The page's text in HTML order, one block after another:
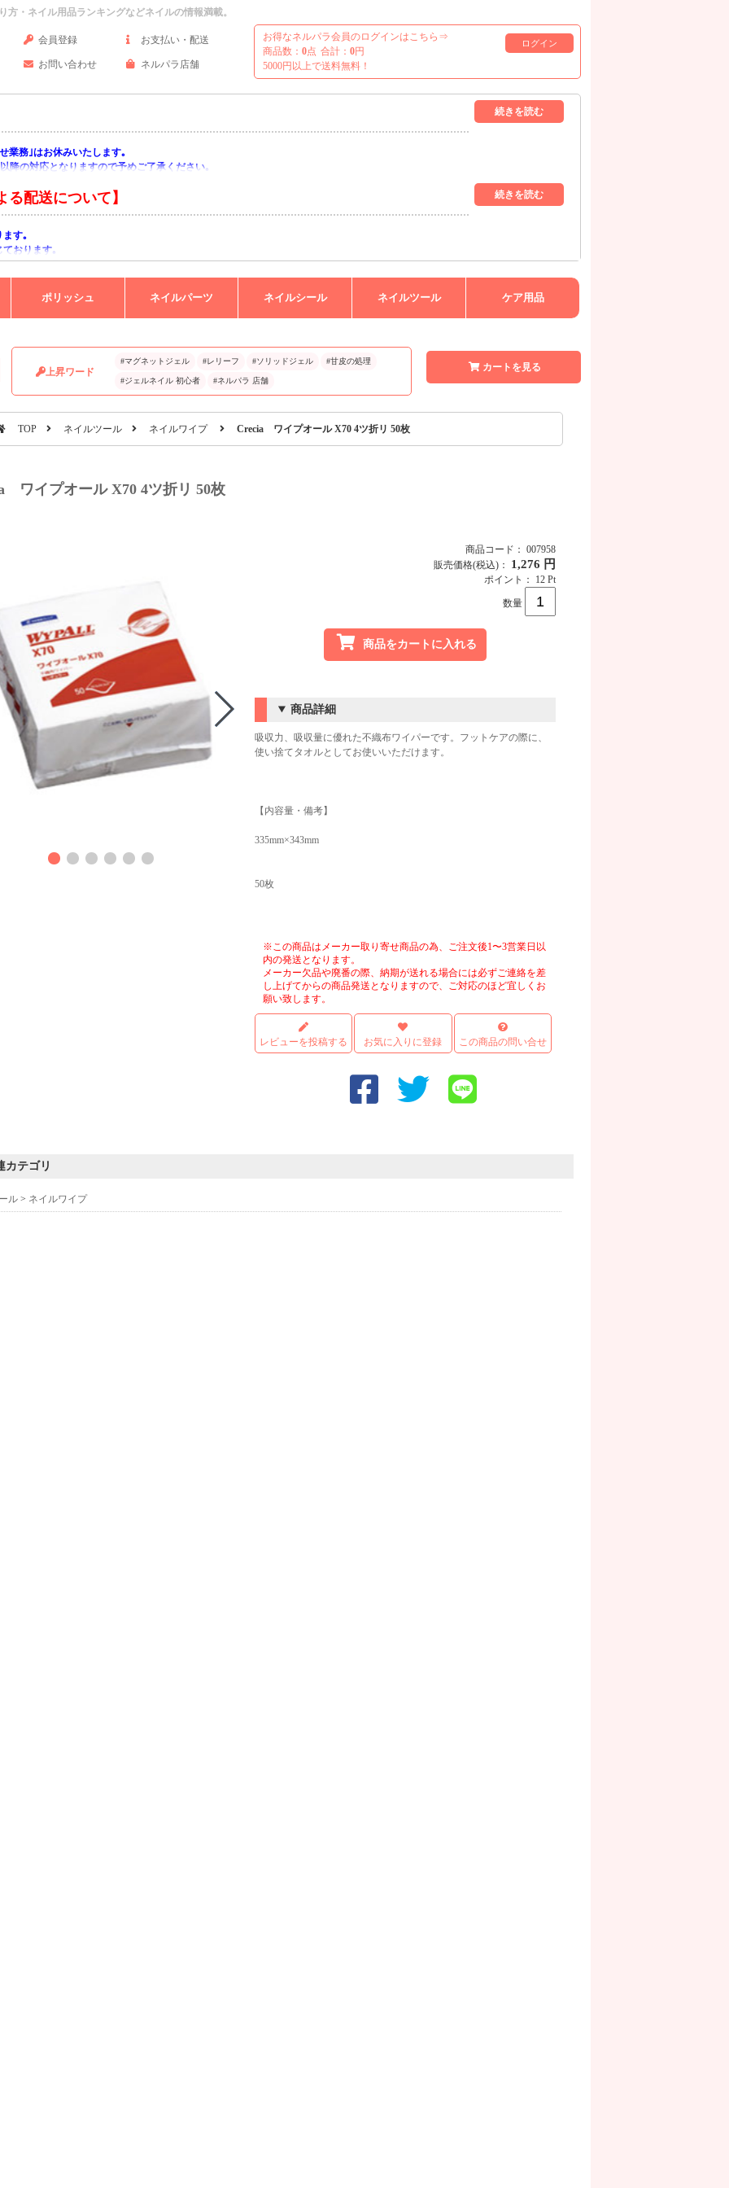
・ネイル用品ランキングなどネイルの情報満載。
会員登録 お支払い・配送
お問い合わせ ネルパラ店舗
お得なネルパラ会員のログインはこちら⇒
ログイン
商品数： 0点 合計： 0円
5000円以上で送料無料！
業務｣はお休みいたします｡
降の対応となりますので予めご了承ください｡
る配送について】
ます｡
おります｡
すようお願い申し上げます｡
ポリッシュ ネイルパーツ ネイルシール ネイルツール ケア用品
上昇ワード
#マグネットジェル #レリーフ #ソリッドジェル #甘皮の処理
#ジェルネイル 初心者 #ネルパラ 店舗
カートを見る
TOP ネイルツール ネイルワイプ Crecia ワイプオール X70 4ツ折リ 50枚
ワイプオール X70 4ツ折リ 50枚
商品コード： 007958
販売価格(税込)： 1,276 円
ポイント： 12 Pt
数量
商品をカートに入れる
商品詳細
吸収力、吸収量に優れた不織布ワイパーです。フットケアの際に、
使い捨てタオルとしてお使いいただけます。
【内容量・備考】
335mm×343mm
50枚
※この商品はメーカー取り寄せ商品の為、ご注文後1〜3営業日以
内の発送となります。
メーカー欠品や廃番の際、納期が送れる場合には必ずご連絡を差
し上げてからの商品発送となりますので、ご対応のほど宜しくお
願い致します。
レビューを投稿する お気に入りに登録 この商品の問い合せ
カテゴリ
ル > ネイルワイプ